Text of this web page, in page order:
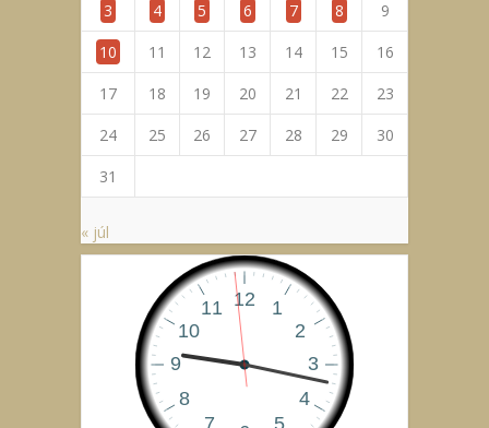
3
4 5 6 7 8
9
10
11 12 13 14 15
16
17
18 19 20 21 22
23
24
25 26 27 28 29
30
31
« júl